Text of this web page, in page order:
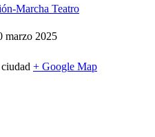
Marcha Teatro
marzo 2025
+ Google Map